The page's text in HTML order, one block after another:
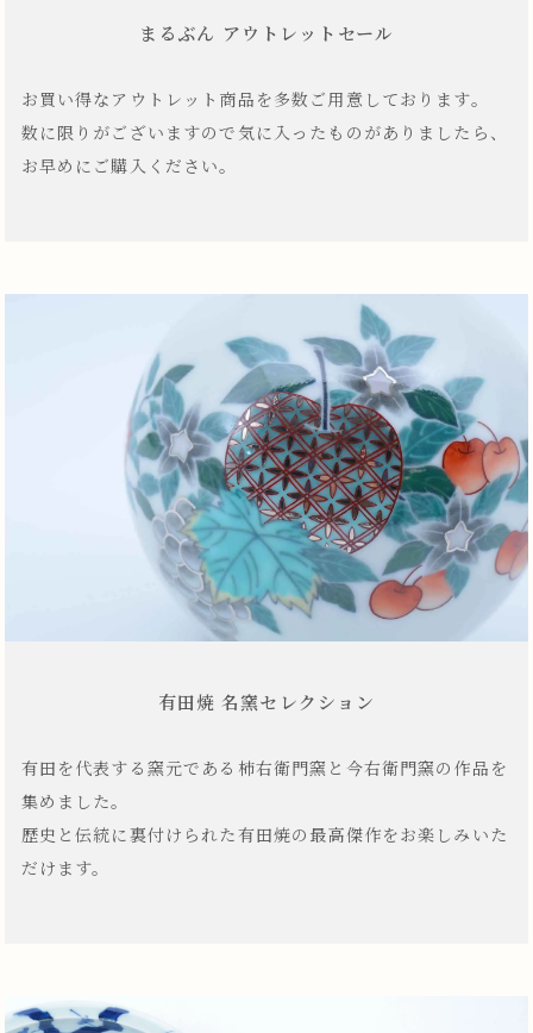
まるぶん アウトレットセール
お買い得なアウトレット商品を多数ご用意しております。
数に限りがございますので気に入ったものがありましたら、
お早めにご購入ください。
有田焼 名窯セレクション
有田を代表する窯元である柿右衛門窯と今右衛門窯の作品を
集めました。
歴史と伝統に裏付けられた有田焼の最高傑作をお楽しみいた
だけます。